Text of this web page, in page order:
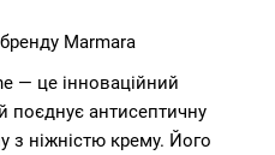
Marmara
— це інноваційний
поєднує антисептичну
з ніжністю крему. Його